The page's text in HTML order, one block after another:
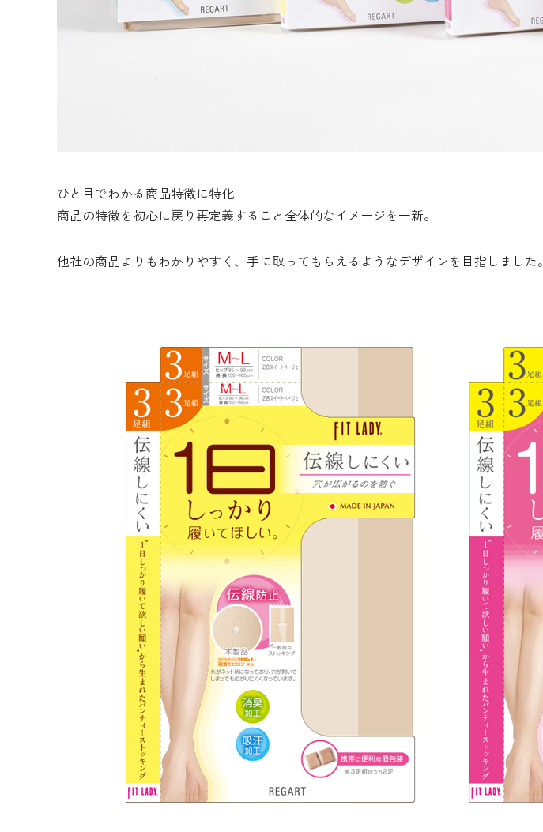
ひと目でわかる商品特徴に特化
商品の特徴を初心に戻り再定義すること全体的なイメージを一新。
他社の商品よりもわかりやすく、手に取ってもらえるようなデザインを目指しました。